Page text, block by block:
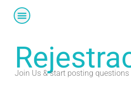
Join Us & start posting questions